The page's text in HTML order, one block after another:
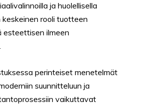
ja huolellisella
rooli tuotteen
ilmeen
perinteiset menetelmät
suunnitteluun ja
vaikuttavat